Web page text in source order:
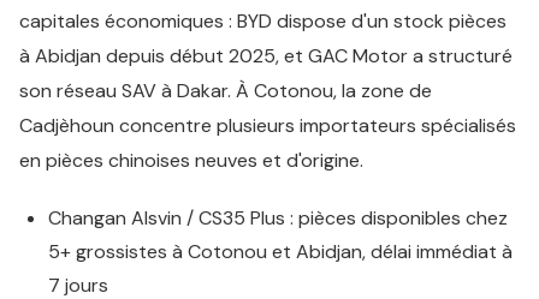
capitales économiques : BYD dispose d'un stock pièces
à Abidjan depuis début 2025, et GAC Motor a structuré
son réseau SAV à Dakar. À Cotonou, la zone de
Cadjèhoun concentre plusieurs importateurs spécialisés
en pièces chinoises neuves et d'origine.
Changan Alsvin / CS35 Plus : pièces disponibles chez
5+ grossistes à Cotonou et Abidjan, délai immédiat à
7 jours